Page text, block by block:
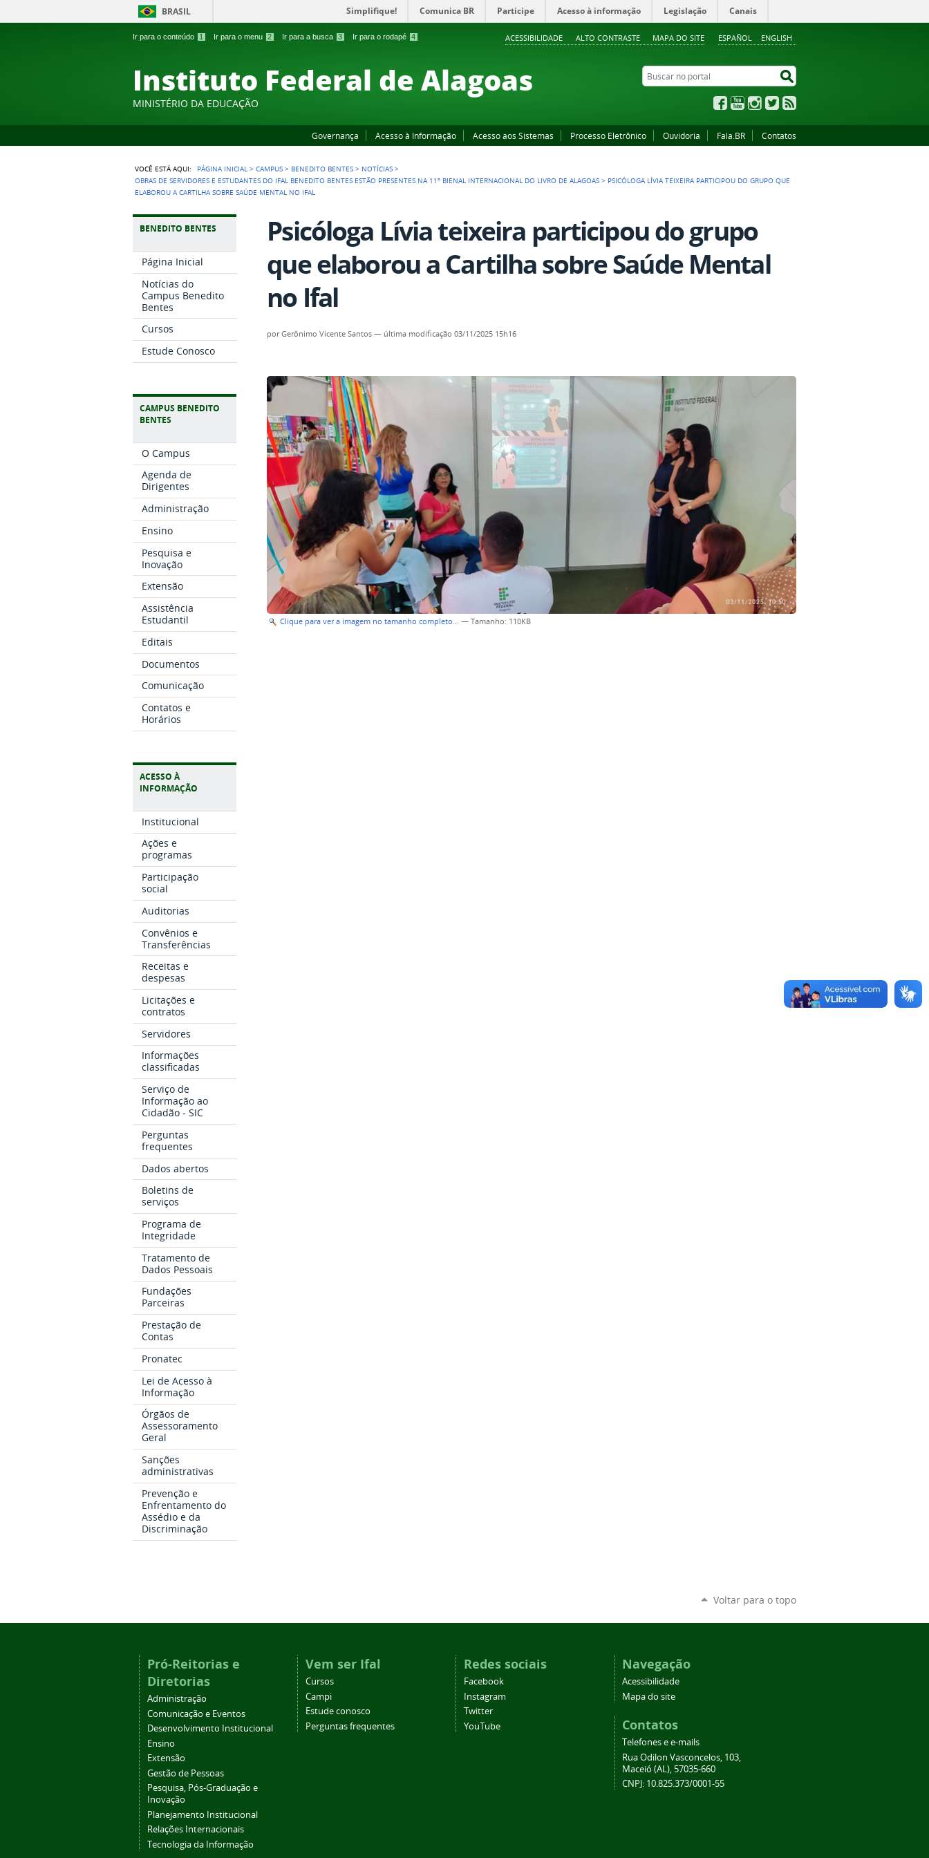
Ir para o conteúdo 1 Ir para o menu 2 Ir para a busca 3 Ir para o rodapé 4 ESPAÑOL ENGLISH
ACESSIBILIDADE ALTO CONTRASTE MAPA DO SITE
BRASIL Simplifique! Comunica BR Participe Acesso à informação Legislação Canais
Instituto Federal de Alagoas
MINISTÉRIO DA EDUCAÇÃO
Buscar no portal
FacebookYouTubeInstagram
Twitter
Governança Acesso à Informação Acesso aos Sistemas Processo Eletrônico Ouvidoria Fala.BR Contatos
VOCÊ ESTÁ AQUI: PÁGINA INICIAL >CAMPUS > BENEDITO BENTES > NOTÍCIAS >
OBRAS DE SERVIDORES E ESTUDANTES DO IFAL BENEDITO BENTES ESTÃO PRESENTES NA 11ª BIENAL INTERNACIONAL DO LIVRO DE ALAGOAS > PSICÓLOGA LÍVIA TEIXEIRA PARTICIPOU DO GRUPO QUE
ELABOROU A CARTILHA SOBRE SAÚDE MENTAL NO IFAL
BENEDITO BENTES
Página Inicial
Notícias do
Campus Benedito
Bentes
Cursos
Estude Conosco
CAMPUS BENEDITO
BENTES
O Campus
Agenda de
Dirigentes
Administração
Ensino
Pesquisa e
Inovação
Extensão
Assistência
Estudantil
Editais
Documentos
Comunicação
Contatos e
Horários
ACESSO À
INFORMAÇÃO
Institucional
Ações e
programas
Participação
social
Auditorias
Convênios e
Transferências
Receitas e
despesas
Licitações e
contratos
Servidores
Informações
classificadas
Serviço de
Informação ao
Cidadão - SIC
Perguntas
frequentes
Dados abertos
Boletins de
serviços
Programa de
Integridade
Tratamento de
Dados Pessoais
Fundações
Parceiras
Prestação de
Contas
Pronatec
Lei de Acesso à
Informação
Órgãos de
Assessoramento
Geral
Sanções
administrativas
Prevenção e
Enfrentamento do
Assédio e da
Discriminação
Psicóloga Lívia teixeira participou do grupo
que elaborou a Cartilha sobre Saúde Mental
no Ifal
porGerônimo Vicente Santos — última modificação 03/11/2025 15h16
Clique para ver a imagem no tamanho completo… —Tamanho: 110KB
Voltar para o topo
Pró-Reitorias e
Diretorias
Administração
Comunicação e Eventos
Desenvolvimento Institucional
Ensino
Extensão
Gestão de Pessoas
Pesquisa, Pós-Graduação e
Inovação
Planejamento Institucional
Relações Internacionais
Tecnologia da Informação
Vem ser Ifal
Cursos
Campi
Estude conosco
Perguntas frequentes
Redes sociais
Facebook
Instagram
Twitter
YouTube
Navegação
Acessibilidade
Mapa do site
Contatos
Telefones e e-mails
Rua Odilon Vasconcelos, 103,
Maceió (AL), 57035-660
CNPJ: 10.825.373/0001-55